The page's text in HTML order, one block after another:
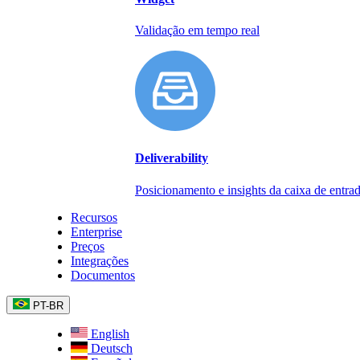
Validação em tempo real
Deliverability
Posicionamento e insights da caixa de
Recursos
Enterprise
Preços
Integrações
Documentos
PT-BR
English
Deutsch